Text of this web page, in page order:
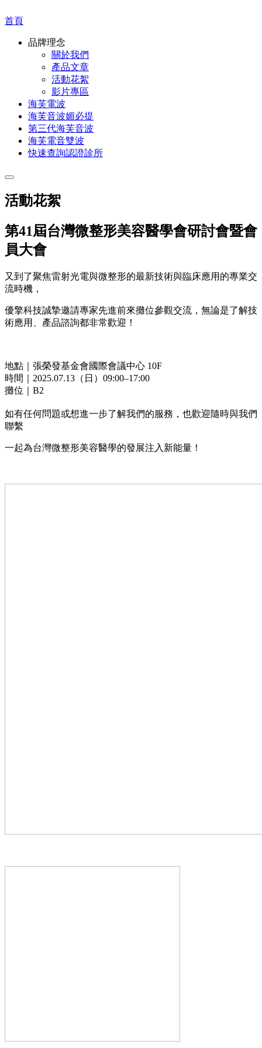
首頁
品牌理念
關於我們
產品文章
活動花絮
影片專區
海芙電波
海芙音波媚必提
第三代海芙音波
海芙電音雙波
快速查詢認證診所
活動花絮
第41屆台灣微整形美容醫學會研討會暨會
員大會
又到了聚焦雷射光電與微整形的最新技術與臨床應用的專業交
流時機，
優擎科技誠摯邀請專家先進前來攤位參觀交流，無論是了解技
術應用、產品諮詢都非常歡迎！
地點｜張榮發基金會國際會議中心 10F
時間｜2025.07.13（日）09:00–17:00
攤位｜B2
如有任何問題或想進一步了解我們的服務，也歡迎隨時與我們
聯繫
一起為台灣微整形美容醫學的發展注入新能量！